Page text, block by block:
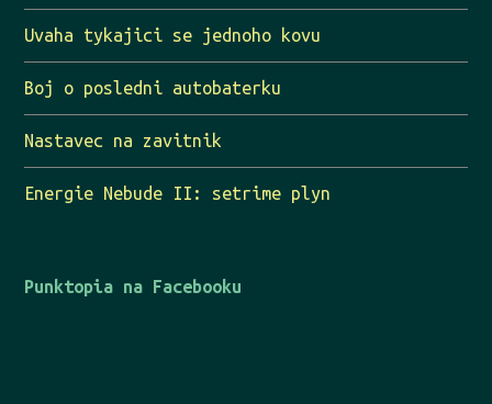
Uvaha tykajici se jednoho kovu
Boj o posledni autobaterku
Nastavec na zavitnik
Energie Nebude II: setrime plyn
Punktopia na Facebooku